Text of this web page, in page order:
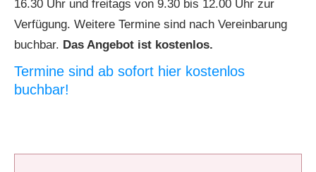
16.30 Uhr und freitags von 9.30 bis 12.00 Uhr zur
Verfügung. Weitere Termine sind nach Vereinbarung
buchbar. Das Angebot ist kostenlos.
Termine sind ab sofort hier kostenlos
buchbar!